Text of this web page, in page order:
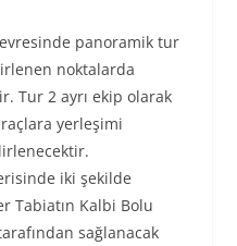
panoramik tur
noktalarda
Tur 2 ayrı ekip olarak
yerleşimi
iki şekilde
Tabiatın Kalbi Bolu
sağlanacak